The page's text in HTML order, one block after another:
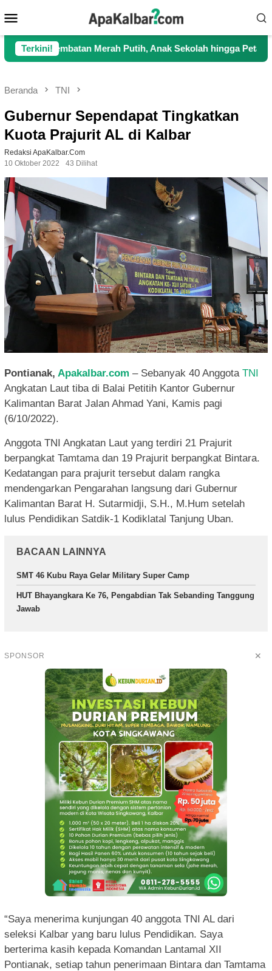
ke
kontenMobile
Terkini!Merah Putih, Anak Sekolah hingga Petani Kini
Beranda TNI
Gubernur Sependapat Tingkatkan
Kuota Prajurit AL di Kalbar
Redaksi ApaKalbar.com
10 Oktober 2022
43 Dilihat
Pontianak, Apakalbar.com – Sebanyak 40 Anggota TNI
Angkatan Laut tiba di Balai Petitih Kantor Gubernur
Kalimantan Barat Jalan Ahmad Yani, Kamis pagi
(6/10/2022).
Anggota TNI Angkatan Laut yang terdiri 21 Prajurit
berpangkat Tamtama dan 19 Prajurit berpangkat Bintara.
Kedatangan para prajurit tersebut dalam rangka
mendengarkan Pengarahan langsung dari Gubernur
Kalimantan Barat H. Sutarmidji, S.H., M.Hum setelah
lulus Pendidikan Satdik-1 Kodiklatal Tanjung Uban.
BACAAN LAINNYA
SMT 46 Kubu Raya Gelar Military Super Camp
HUT Bhayangkara Ke 76, Pengabdian Tak Sebanding Tanggung
Jawab
SPONSOR ✕
“Saya menerima kunjungan 40 anggota TNI AL dari
seleksi Kalbar yang baru lulus Pendidikan. Saya
berterima kasih kepada Komandan Lantamal XII
Pontianak, setiap tahun penerimaan Bintara dan Tamtama